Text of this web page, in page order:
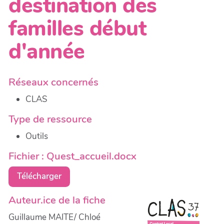
familles début
d'année
Réseaux concernés
CLAS
Type de ressource
Outils
Fichier : Quest_accueil.docx
Télécharger
Auteur.ice de la fiche
Guillaume MAITE/ Chloé